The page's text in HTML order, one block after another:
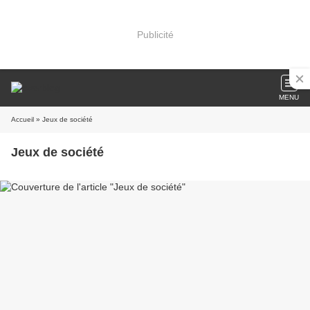
Publicité
MENU
Accueil » Jeux de société
Jeux de société